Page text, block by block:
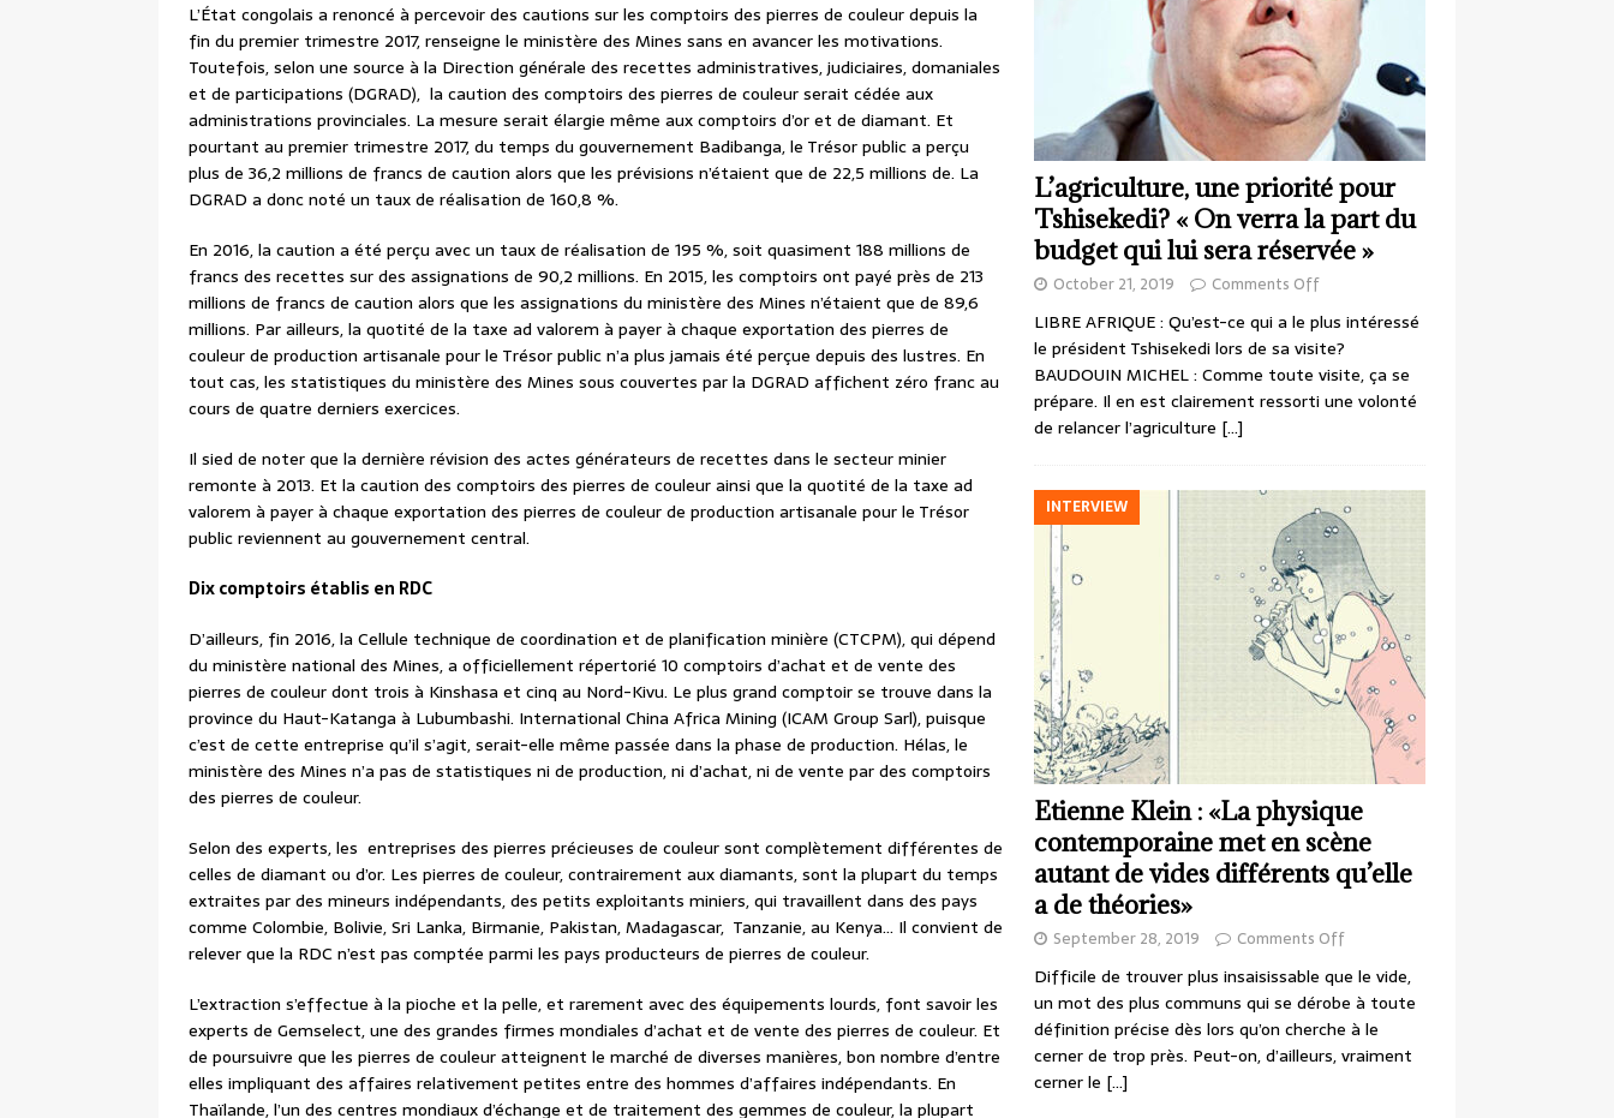
L’État congolais a renoncé à percevoir des cautions sur les comptoirs des pierres de couleur depuis la
fin du premier trimestre 2017, renseigne le ministère des Mines sans en avancer les motivations.
Toutefois, selon une source à la Direction générale des recettes administratives, judiciaires, domaniales
et de participations (DGRAD), la caution des comptoirs des pierres de couleur serait cédée aux
administrations provinciales. La mesure serait élargie même aux comptoirs d’or et de diamant. Et
pourtant au premier trimestre 2017, du temps du gouvernement Badibanga, le Trésor public a perçu
plus de 36,2 millions de francs de caution alors que les prévisions n’étaient que de 22,5 millions de. La
DGRAD a donc noté un taux de réalisation de 160,8 %.
En 2016, la caution a été perçu avec un taux de réalisation de 195 %, soit quasiment 188 millions de
francs des recettes sur des assignations de 90,2 millions. En 2015, les comptoirs ont payé près de 213
millions de francs de caution alors que les assignations du ministère des Mines n’étaient que de 89,6
millions. Par ailleurs, la quotité de la taxe ad valorem à payer à chaque exportation des pierres de
couleur de production artisanale pour le Trésor public n’a plus jamais été perçue depuis des lustres. En
tout cas, les statistiques du ministère des Mines sous couvertes par la DGRAD affichent zéro franc au
cours de quatre derniers exercices.
Il sied de noter que la dernière révision des actes générateurs de recettes dans le secteur minier
remonte à 2013. Et la caution des comptoirs des pierres de couleur ainsi que la quotité de la taxe ad
valorem à payer à chaque exportation des pierres de couleur de production artisanale pour le Trésor
public reviennent au gouvernement central.
Dix comptoirs établis en RDC
D’ailleurs, fin 2016, la Cellule technique de coordination et de planification minière (CTCPM), qui dépend
du ministère national des Mines, a officiellement répertorié 10 comptoirs d’achat et de vente des
pierres de couleur dont trois à Kinshasa et cinq au Nord-Kivu. Le plus grand comptoir se trouve dans la
province du Haut-Katanga à Lubumbashi. International China Africa Mining (ICAM Group Sarl), puisque
c’est de cette entreprise qu’il s’agit, serait-elle même passée dans la phase de production. Hélas, le
ministère des Mines n’a pas de statistiques ni de production, ni d’achat, ni de vente par des comptoirs
des pierres de couleur.
Selon des experts, les entreprises des pierres précieuses de couleur sont complètement différentes de
celles de diamant ou d’or. Les pierres de couleur, contrairement aux diamants, sont la plupart du temps
extraites par des mineurs indépendants, des petits exploitants miniers, qui travaillent dans des pays
comme Colombie, Bolivie, Sri Lanka, Birmanie, Pakistan, Madagascar, Tanzanie, au Kenya… Il convient de
relever que la RDC n’est pas comptée parmi les pays producteurs de pierres de couleur.
L’extraction s’effectue à la pioche et la pelle, et rarement avec des équipements lourds, font savoir les
experts de Gemselect, une des grandes firmes mondiales d’achat et de vente des pierres de couleur. Et
de poursuivre que les pierres de couleur atteignent le marché de diverses manières, bon nombre d’entre
elles impliquant des affaires relativement petites entre des hommes d’affaires indépendants. En
Thaïlande, l’un des centres mondiaux d’échange et de traitement des gemmes de couleur, la plupart
L’agriculture, une priorité pour
Tshisekedi? « On verra la part du
budget qui lui sera réservée »
October 21, 2019 Comments Off
LIBRE AFRIQUE : Qu’est-ce qui a le plus intéressé
le président Tshisekedi lors de sa visite?
BAUDOUIN MICHEL : Comme toute visite, ça se
prépare. Il en est clairement ressorti une volonté
de relancer l’agriculture […]
INTERVIEW
Etienne Klein : «La physique
contemporaine met en scène
autant de vides différents qu’elle
a de théories»
September 28, 2019 Comments Off
Difficile de trouver plus insaisissable que le vide,
un mot des plus communs qui se dérobe à toute
définition précise dès lors qu’on cherche à le
cerner de trop près. Peut-on, d’ailleurs, vraiment
cerner le […]